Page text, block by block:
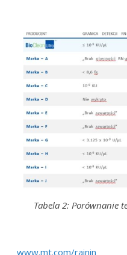
Tabela 2: Porównanie
www.mt.com/rainin